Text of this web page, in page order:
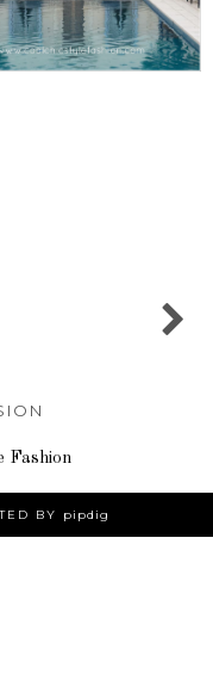
Fashion
BY pipdig